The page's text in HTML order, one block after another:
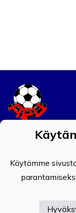
Auran
0908519-4
Käytämme